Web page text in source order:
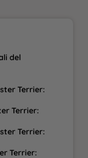
del
Terrier:
Terrier:
Terrier:
Terrier: